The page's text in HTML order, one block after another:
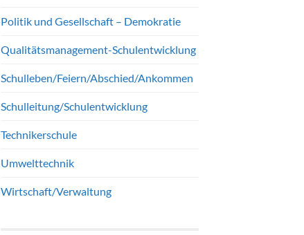
Politik und Gesellschaft – Demokratie
Qualitätsmanagement-Schulentwicklung
Schulleben/Feiern/Abschied/Ankommen
Schulleitung/Schulentwicklung
Technikerschule
Umwelttechnik
Wirtschaft/Verwaltung